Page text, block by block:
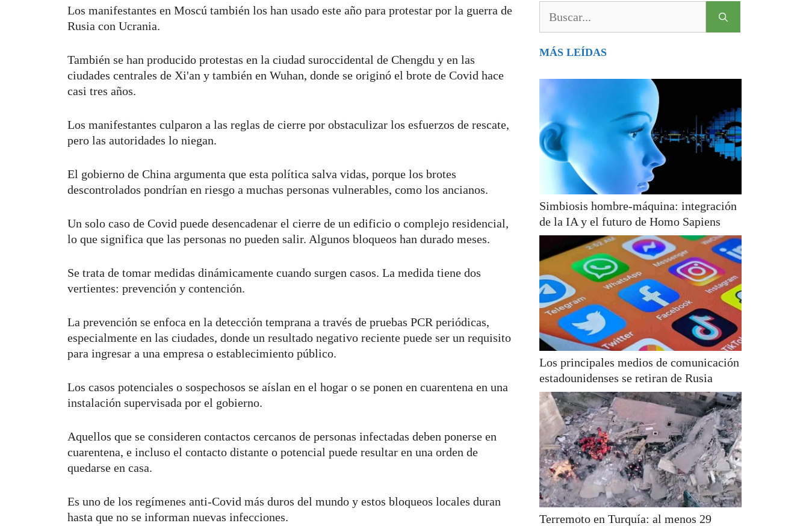
Los manifestantes en Moscú también los han usado este año para protestar por la guerra de
Rusia con Ucrania.
También se han producido protestas en la ciudad suroccidental de Chengdu y en las
ciudades centrales de Xi'an y también en Wuhan, donde se originó el brote de Covid hace
casi tres años.
Los manifestantes culparon a las reglas de cierre por obstaculizar los esfuerzos de rescate,
pero las autoridades lo niegan.
El gobierno de China argumenta que esta política salva vidas, porque los brotes
descontrolados pondrían en riesgo a muchas personas vulnerables, como los ancianos.
Un solo caso de Covid puede desencadenar el cierre de un edificio o complejo residencial,
lo que significa que las personas no pueden salir. Algunos bloqueos han durado meses.
Se trata de tomar medidas dinámicamente cuando surgen casos. La medida tiene dos
vertientes: prevención y contención.
La prevención se enfoca en la detección temprana a través de pruebas PCR periódicas,
especialmente en las ciudades, donde un resultado negativo reciente puede ser un requisito
para ingresar a una empresa o establecimiento público.
Los casos potenciales o sospechosos se aíslan en el hogar o se ponen en cuarentena en una
instalación supervisada por el gobierno.
Aquellos que se consideren contactos cercanos de personas infectadas deben ponerse en
cuarentena, e incluso el contacto distante o potencial puede resultar en una orden de
quedarse en casa.
Es uno de los regímenes anti-Covid más duros del mundo y estos bloqueos locales duran
hasta que no se informan nuevas infecciones.
MÁS LEÍDAS
Simbiosis hombre-máquina: integración
de la IA y el futuro de Homo Sapiens
Los principales medios de comunicación
estadounidenses se retiran de Rusia
Terremoto en Turquía: al menos 29